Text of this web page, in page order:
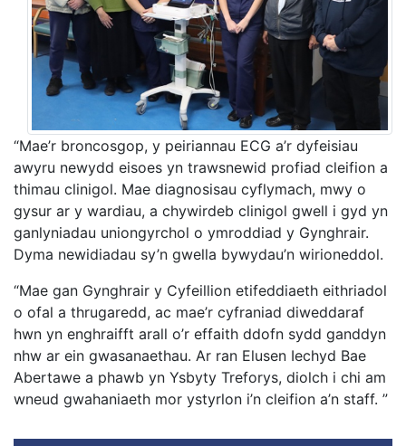
“Mae’r broncosgop, y peiriannau ECG a’r dyfeisiau
awyru newydd eisoes yn trawsnewid profiad cleifion a
thimau clinigol. Mae diagnosisau cyflymach, mwy o
gysur ar y wardiau, a chywirdeb clinigol gwell i gyd yn
ganlyniadau uniongyrchol o ymroddiad y Gynghrair.
Dyma newidiadau sy’n gwella bywydau’n wirioneddol.
“Mae gan Gynghrair y Cyfeillion etifeddiaeth eithriadol
o ofal a thrugaredd, ac mae’r cyfraniad diweddaraf
hwn yn enghraifft arall o’r effaith ddofn sydd ganddyn
nhw ar ein gwasanaethau. Ar ran Elusen Iechyd Bae
Abertawe a phawb yn Ysbyty Treforys, diolch i chi am
wneud gwahaniaeth mor ystyrlon i’n cleifion a’n staff. ”